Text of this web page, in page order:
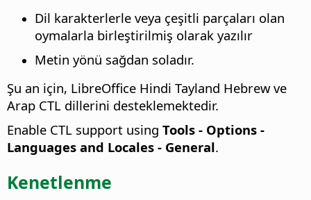
Dil karakterlerle veya çeşitli parçaları olan
oymalarla birleştirilmiş olarak yazılır
Metin yönü sağdan soladır.
Şu an için, LibreOffice Hindi Tayland Hebrew ve
Arap CTL dillerini desteklemektedir.
Enable CTL support using Tools - Options -
Languages and Locales - General.
Kenetlenme